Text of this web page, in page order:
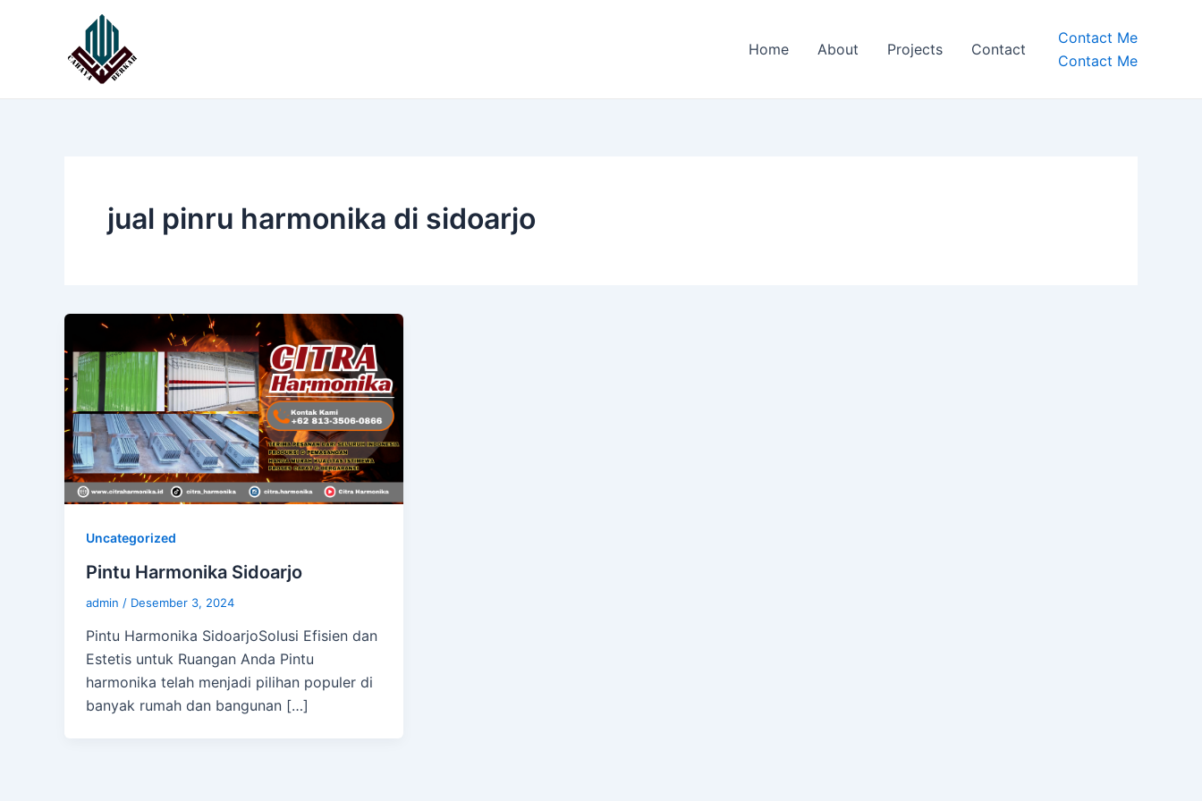
Home About Projects Contact
Contact Me
Contact Me
jual pinru harmonika di sidoarjo
Uncategorized
Pintu Harmonika Sidoarjo
admin / Desember 3, 2024
Pintu Harmonika SidoarjoSolusi Efisien dan
Estetis untuk Ruangan Anda Pintu
harmonika telah menjadi pilihan populer di
banyak rumah dan bangunan […]